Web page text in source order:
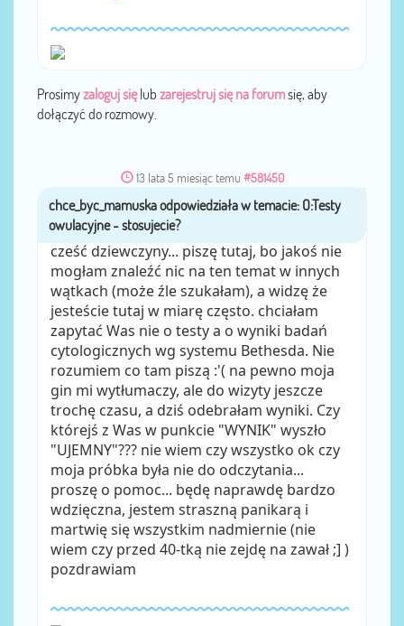
Prosimyzaloguj sięlub zarejestruj się na forumsię, aby
dołączyć do rozmowy.
13 lata 5 miesiąc temu #581450
przezchce_byc_mamuska
cześć dziewczyny... piszę tutaj, bo jakoś nie
mogłam znaleźć nic na ten temat w innych
wątkach (może źle szukałam), a widzę że
jesteście tutaj w miarę często. chciałam
zapytać Was nie o testy a o wyniki badań
cytologicznych wg systemu Bethesda. Nie
rozumiem co tam piszą :'( na pewno moja
gin mi wytłumaczy, ale do wizyty jeszcze
trochę czasu, a dziś odebrałam wyniki. Czy
którejś z Was w punkcie "WYNIK" wyszło
"UJEMNY"??? nie wiem czy wszystko ok czy
moja próbka była nie do odczytania...
proszę o pomoc... będę naprawdę bardzo
wdzięczna, jestem straszną panikarą i
martwię się wszystkim nadmiernie (nie
wiem czy przed 40-tką nie zejdę na zawał ;] )
pozdrawiam